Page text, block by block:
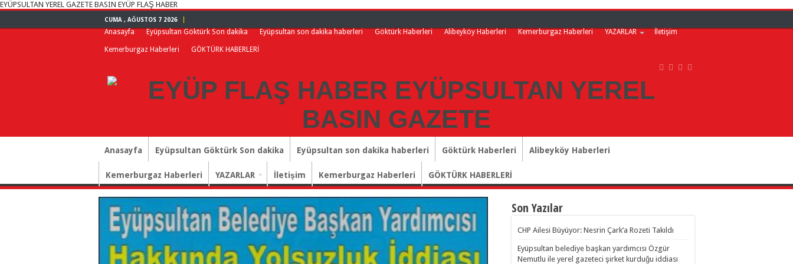
EYÜPSULTAN YEREL GAZETE BASIN EYÜP FLAŞ HABER
CUMA , AĞUSTOS 7 2026
Anasayfa Eyüpsultan Göktürk Son dakika Eyüpsultan son dakika haberleri Göktürk Haberleri Alibeyköy Haberleri Kemerburgaz Haberleri YAZARLAR İletişim
Kemerburgaz Haberleri GÖKTÜRK HABERLERİ
Anasayfa Eyüpsultan Göktürk Son dakika Eyüpsultan son dakika haberleri Göktürk Haberleri Alibeyköy Haberleri
Kemerburgaz Haberleri YAZARLAR İletişim Kemerburgaz Haberleri GÖKTÜRK HABERLERİ
Son Yazılar
CHP Ailesi Büyüyor: Nesrin Çark’a Rozeti Takıldı
Eyüpsultan belediye başkan yardımcısı Özgür
Nemutlu ile yerel gazeteci şirket kurduğu iddiası